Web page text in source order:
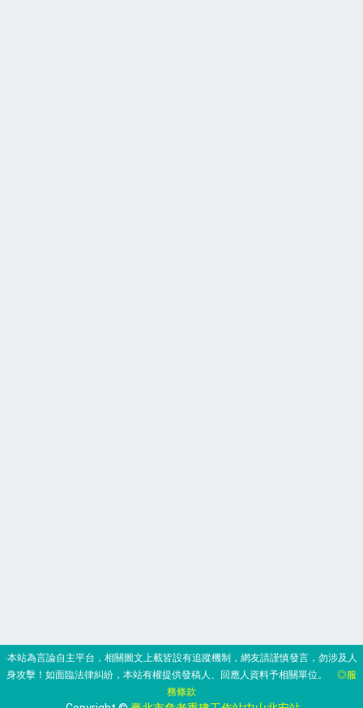
‧本站為言論自主平台，相關圖文上載皆設有追蹤機制，網友請謹慎發言，勿涉及人
身攻擊！如面臨法律糾紛，本站有權提供發稿人、回應人資料予相關單位。 ◎服
務條款